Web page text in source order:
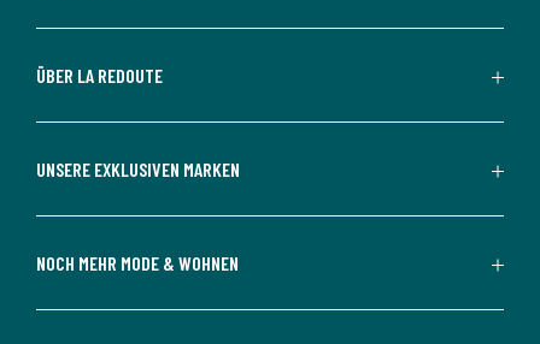
ÜBER LA REDOUTE
UNSERE EXKLUSIVEN MARKEN
NOCH MEHR MODE & WOHNEN